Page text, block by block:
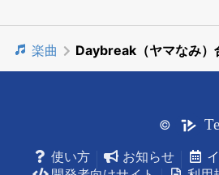
楽曲 Daybreak（ヤマなみ）
©
使い方
お知らせ